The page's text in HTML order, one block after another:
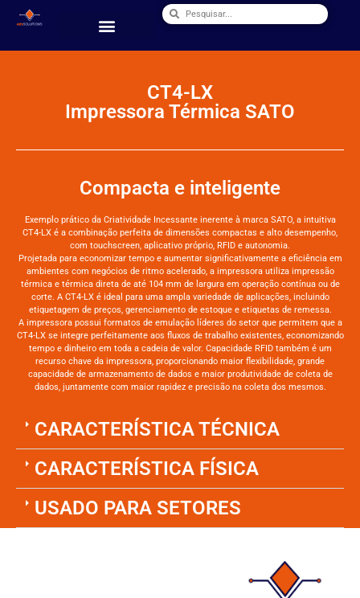
CT4-LX
Impressora Térmica SATO
Compacta e inteligente
Exemplo prático da Criatividade Incessante inerente à marca SATO, a intuitiva
CT4-LX é a combinação perfeita de dimensões compactas e alto desempenho,
com touchscreen, aplicativo próprio, RFID e autonomia.
Projetada para economizar tempo e aumentar significativamente a eficiência em
ambientes com negócios de ritmo acelerado, a impressora utiliza impressão
térmica e térmica direta de até 104 mm de largura em operação contínua ou de
corte. A CT4-LX é ideal para uma ampla variedade de aplicações, incluindo
etiquetagem de preços, gerenciamento de estoque e etiquetas de remessa.
A impressora possui formatos de emulação líderes do setor que permitem que a
CT4-LX se integre perfeitamente aos fluxos de trabalho existentes, economizando
tempo e dinheiro em toda a cadeia de valor. Capacidade RFID também é um
recurso chave da impressora, proporcionando maior flexibilidade, grande
capacidade de armazenamento de dados e maior produtividade de coleta de
dados, juntamente com maior rapidez e precisão na coleta dos mesmos.
CARACTERÍSTICA TÉCNICA
CARACTERÍSTICA FÍSICA
USADO PARA SETORES